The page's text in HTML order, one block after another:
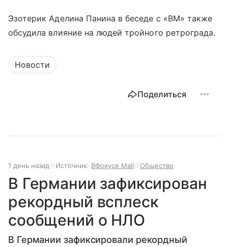
Эзотерик Аделина Панина в беседе с «ВМ» также
обсудила влияние на людей тройного ретрограда.
Новости
Поделиться
1 день назад Источник: ВФокусе Mail Общество
В Германии зафиксирован
рекордный всплеск
сообщений о НЛО
В Германии зафиксировали рекордный